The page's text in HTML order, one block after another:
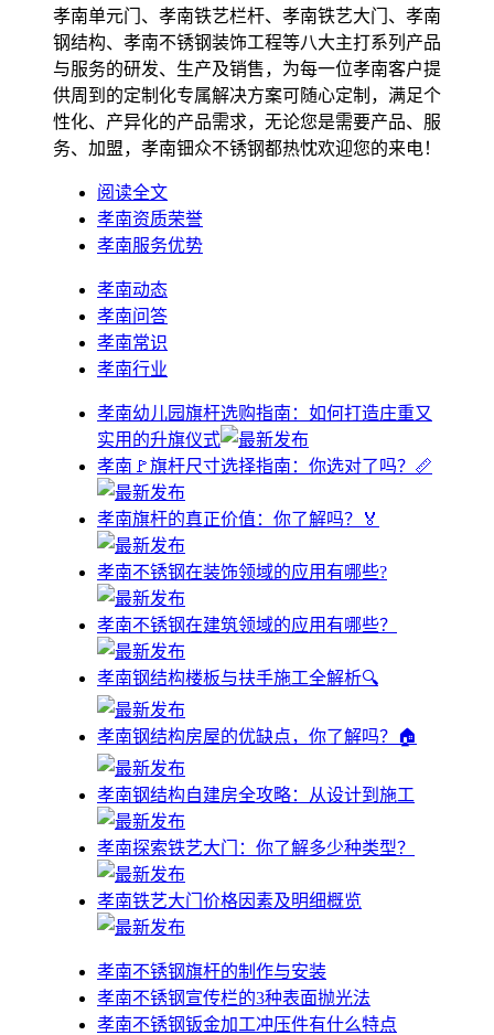
孝南单元门、孝南铁艺栏杆、孝南铁艺大门、孝南
钢结构、孝南不锈钢装饰工程等八大主打系列产品
与服务的研发、生产及销售，为每一位孝南客户提
供周到的定制化专属解决方案可随心定制，满足个
性化、产异化的产品需求，无论您是需要产品、服
务、加盟，孝南钿众不锈钢都热忱欢迎您的来电！
阅读全文
孝南资质荣誉
孝南服务优势
孝南动态
孝南问答
孝南常识
孝南行业
孝南幼儿园旗杆选购指南：如何打造庄重又
实用的升旗仪式
孝南🚩旗杆尺寸选择指南：你选对了吗？📏
孝南旗杆的真正价值：你了解吗？🏅
孝南不锈钢在装饰领域的应用有哪些?
孝南不锈钢在建筑领域的应用有哪些？
孝南钢结构楼板与扶手施工全解析🔍
孝南钢结构房屋的优缺点，你了解吗？🏠
孝南钢结构自建房全攻略：从设计到施工
孝南探索铁艺大门：你了解多少种类型？
孝南铁艺大门价格因素及明细概览
孝南不锈钢旗杆的制作与安装
孝南不锈钢宣传栏的3种表面抛光法
孝南不锈钢钣金加工冲压件有什么特点